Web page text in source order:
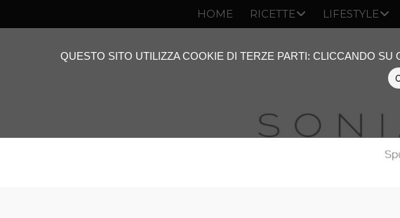
HOME RICETTE LIFESTYLE
QUESTO SITO UTILIZZA COOKIE DI TERZE PARTI: CLICCANDO